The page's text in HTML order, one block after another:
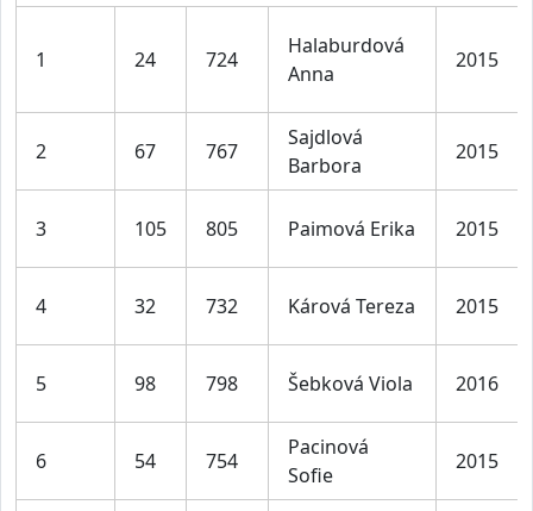
1 24 724
Halaburdová
Anna
2015
2 67 767
Sajdlová
Barbora
2015
3 105 805 Paimová Erika 2015
4 32 732 Kárová Tereza 2015
5 98 798 Šebková Viola 2016
6 54 754
Pacinová
Sofie
2015